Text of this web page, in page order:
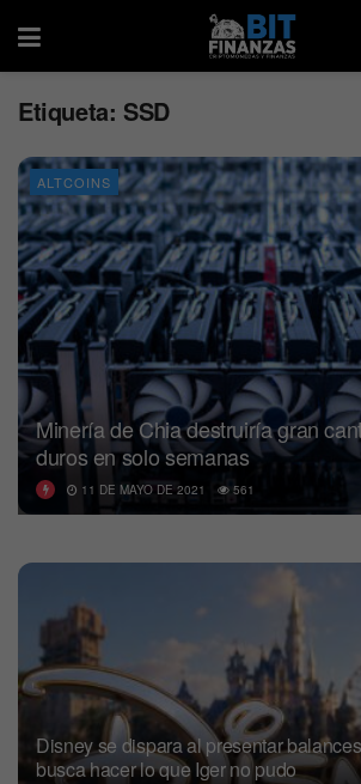
Etiqueta: SSD
ALTCOINS
Minería de Chia destruiría gran
duros en solo semanas
11 DE MAYO DE 2021 561
Disney se dispara al presentar
busca hacer lo que Iger no pudo